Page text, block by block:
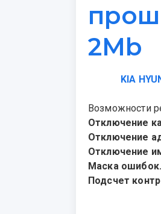
2Mb
KIA
Возможности
Отключение
Отключение
Отключение
Маска ошибок.
Подсчет